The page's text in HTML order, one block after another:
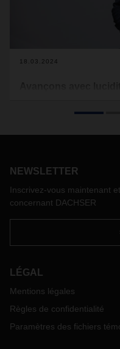
18.03.2024
CEO Burkhard Eling.
NEWSLETTER
Inscrivez-vous maintenant
concernant DACHSER
LÉGAL
Mentions légales
Règles de confidentialité
Paramètres des fichiers